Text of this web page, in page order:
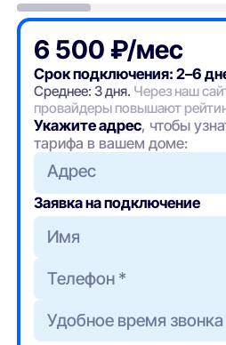
6 500 ₽/мес
Срок подключения: 2–6
Среднее: 3 дня. Через наш
провайдеры повышают
Укажите адрес, чтобы
тарифа в вашем доме:
Адрес
Заявка на подключение